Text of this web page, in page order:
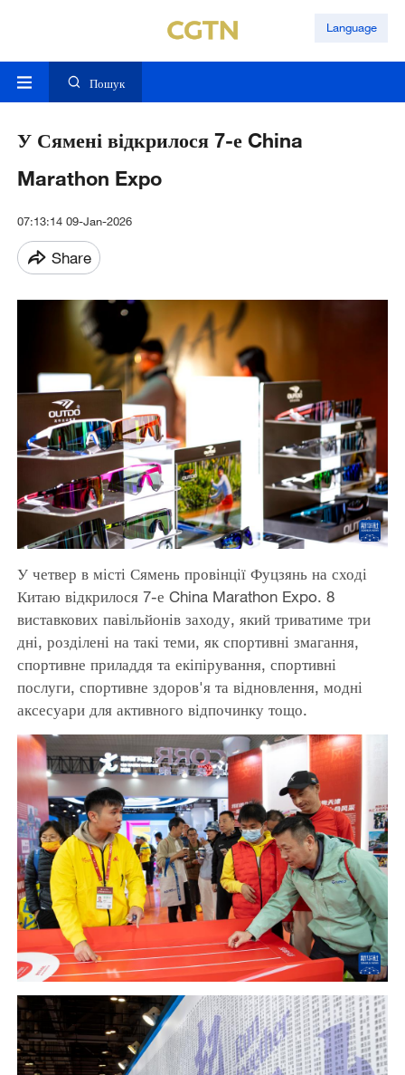
Language
Пошук
У Сямені відкрилося 7-е China
Marathon Expo
07:13:14 09-Jan-2026
Share
У четвер в місті Сямень провінції Фуцзянь на сході
Китаю відкрилося 7-е China Marathon Expo. 8
виставкових павільйонів заходу, який триватиме три
дні, розділені на такі теми, як спортивні змагання,
спортивне приладдя та екіпірування, спортивні
послуги, спортивне здоров'я та відновлення, модні
аксесуари для активного відпочинку тощо.